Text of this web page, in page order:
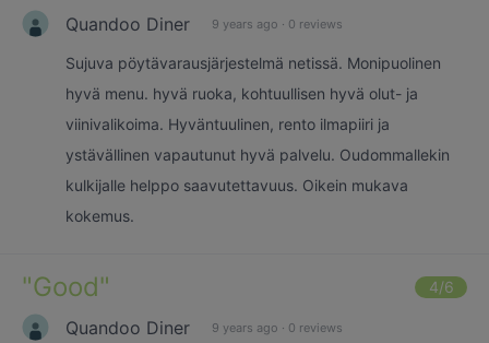
Quandoo Diner 9 years ago · 0 reviews
Sujuva pöytävarausjärjestelmä netissä. Monipuolinen
hyvä menu. hyvä ruoka, kohtuullisen hyvä olut- ja
viinivalikoima. Hyväntuulinen, rento ilmapiiri ja
ystävällinen vapautunut hyvä palvelu. Oudommallekin
kulkijalle helppo saavutettavuus. Oikein mukava
kokemus.
"Good" 4/6
Quandoo Diner 9 years ago · 0 reviews